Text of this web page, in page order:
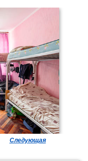
Следующая